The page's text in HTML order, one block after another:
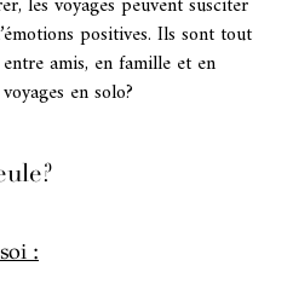
positives. Ils sont tout
amis, en famille et en
en solo?
: